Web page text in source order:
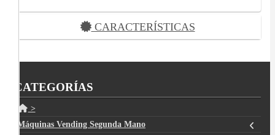
CARACTERÍSTICAS
CATEGORÍAS
>
Máquinas Vending Segunda Mano